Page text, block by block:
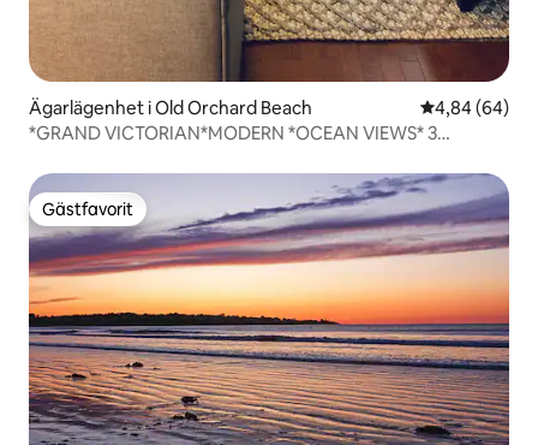
Ägarlägenhet i Old Orchard Beach 4,84 av 5 i
4,84 (64)
*GRAND VICTORIAN*MODERN *OCEAN VIEWS* 3
Gästfavorit
Gästfavorit